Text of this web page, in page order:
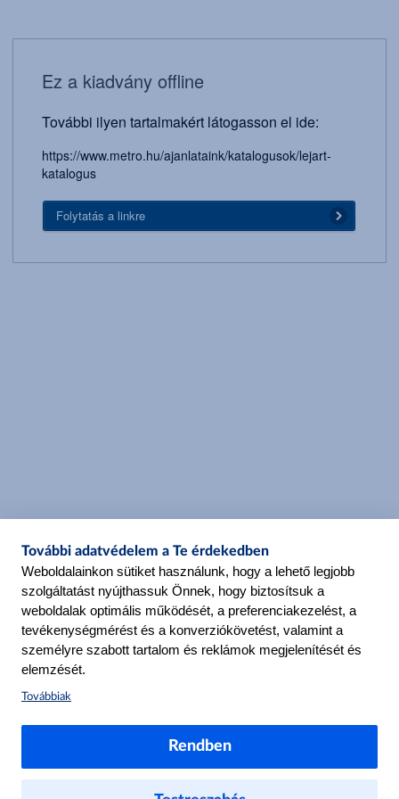
Ez a kiadvány offline
További ilyen tartalmakért látogasson el ide:
https://www.metro.hu/ajanlataink/katalogusok/lejart-
katalogus
Folytatás a linkre